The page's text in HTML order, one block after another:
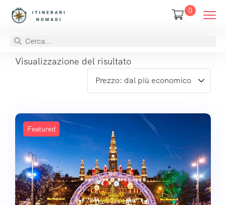
0
Visualizzazione del risultato
Featured